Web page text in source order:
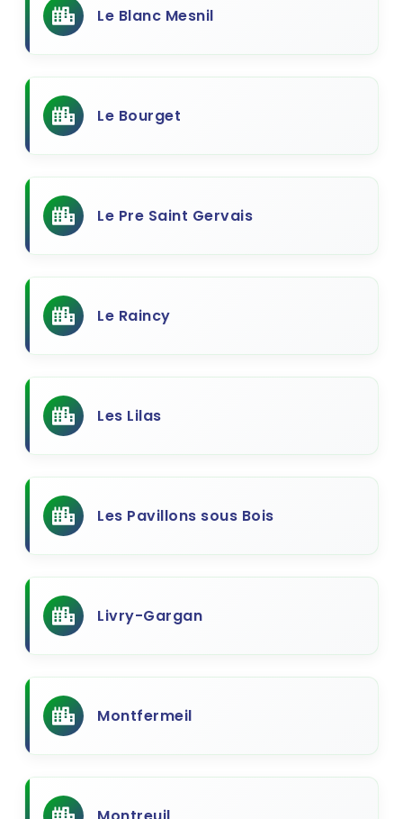
Le Blanc Mesnil
Le Bourget
Le Pre Saint Gervais
Le Raincy
Les Lilas
Les Pavillons sous Bois
Livry-Gargan
Montfermeil